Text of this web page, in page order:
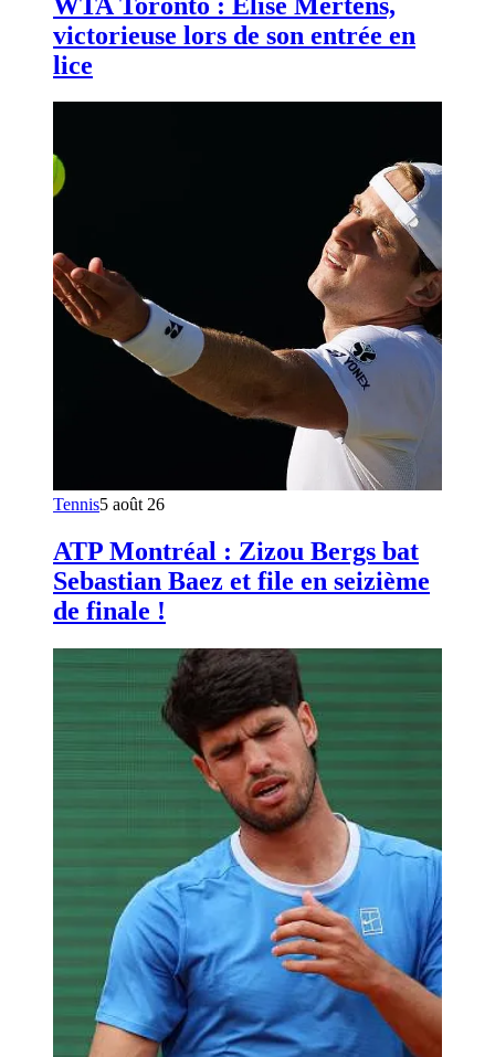
victorieuse lors de son entrée en
lice
Tennis5 août 26
ATP Montréal : Zizou Bergs bat
Sebastian Baez et file en seizième
de finale !